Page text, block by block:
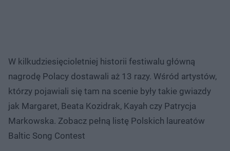
W kilkudziesięcioletniej historii festiwalu główną
nagrodę Polacy dostawali aż 13 razy. Wśród artystów,
którzy pojawiali się tam na scenie były takie gwiazdy
jak Margaret, Beata Kozidrak, Kayah czy Patrycja
Markowska. Zobacz pełną listę Polskich laureatów
Baltic Song Contest